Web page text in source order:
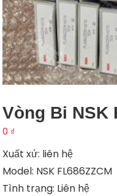
Vòng Bi NSK
0 ₫
Xuất xứ: liên hệ
Model: NSK FL686ZZCM
Tình trạng: Liên hệ